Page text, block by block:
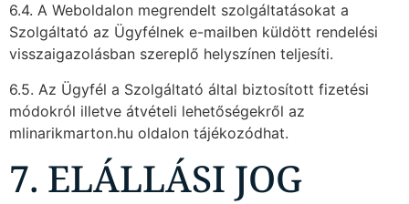
6.4. A Weboldalon megrendelt szolgáltatásokat a
Szolgáltató az Ügyfélnek e-mailben küldött rendelési
visszaigazolásban szereplő helyszínen teljesíti.
6.5. Az Ügyfél a Szolgáltató által biztosított fizetési
módokról illetve átvételi lehetőségekről az
mlinarikmarton.hu oldalon tájékozódhat.
7. ELÁLLÁSI JOG